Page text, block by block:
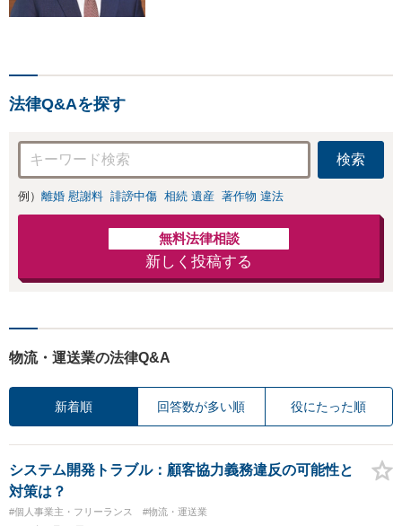
法律Q&Aを探す
検索
例） 離婚 慰謝料 誹謗中傷 相続 遺産 著作物 違法
無料法律相談
新しく投稿する
物流・運送業の法律Q&A
新着順 回答数が多い順 役にたった順
システム開発トラブル：顧客協力義務違反の可能性と
対策は？
#個人事業主・フリーランス #物流・運送業